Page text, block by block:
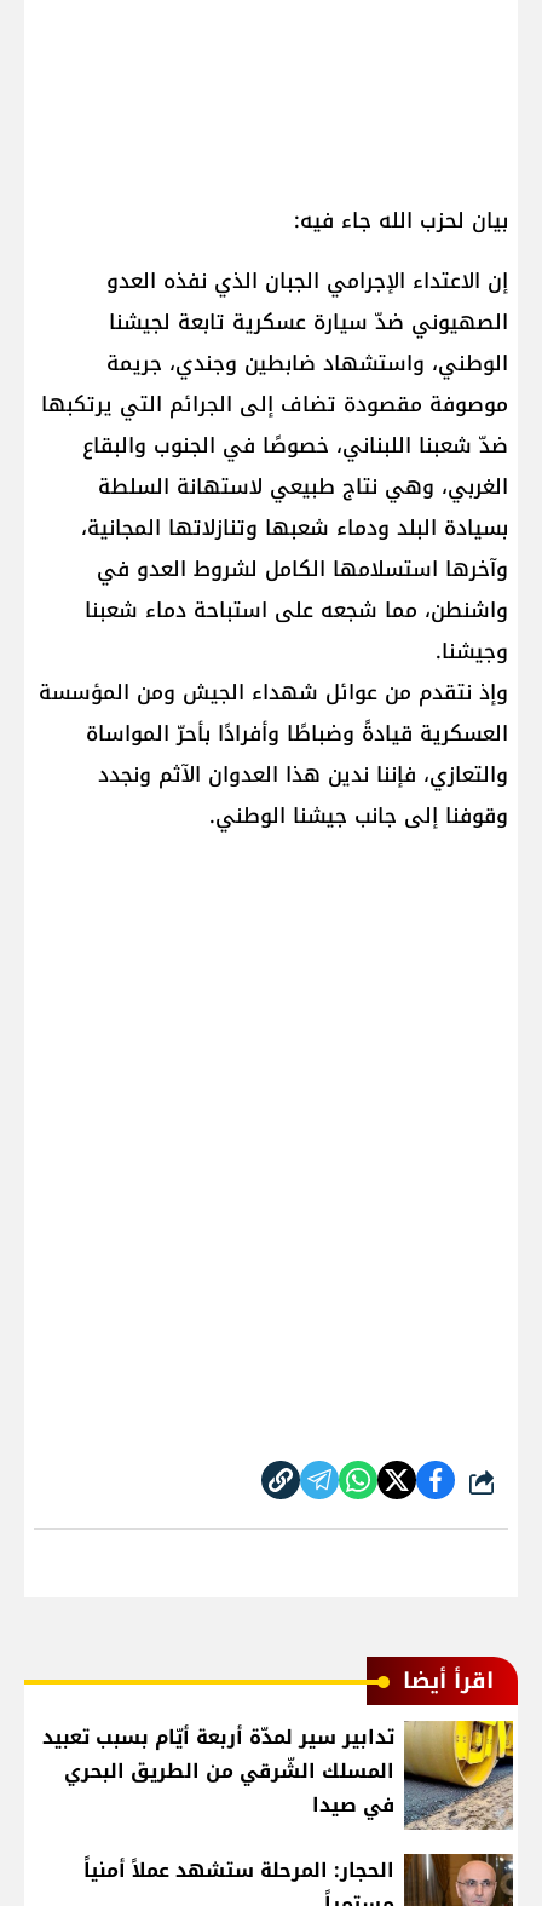
بيان لحزب الله جاء فيه:
إن الاعتداء الإجرامي الجبان الذي نفذه العدو
الصهيوني ضدّ سيارة عسكرية تابعة لجيشنا
الوطني، واستشهاد ضابطين وجندي، جريمة
موصوفة مقصودة تضاف إلى الجرائم التي يرتكبها
ضدّ شعبنا اللبناني، خصوصًا في الجنوب والبقاع
الغربي، وهي نتاج طبيعي لاستهانة السلطة
بسيادة البلد ودماء شعبها وتنازلاتها المجانية،
وآخرها استسلامها الكامل لشروط العدو في
واشنطن، مما شجعه على استباحة دماء شعبنا
وجيشنا.
وإذ نتقدم من عوائل شهداء الجيش ومن المؤسسة
العسكرية قيادةً وضباطًا وأفرادًا بأحرّ المواساة
والتعازي، فإننا ندين هذا العدوان الآثم ونجدد
وقوفنا إلى جانب جيشنا الوطني.
شارك
اقرأ أيضا
تدابير سير لمدّة أربعة أيّام بسبب تعبيد
المسلك الشّرقي من الطريق البحري
في صيدا
الحجار: المرحلة ستشهد عملاً أمنياً